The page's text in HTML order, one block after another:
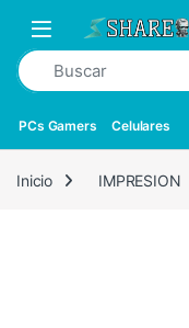
PCs Gamers Celulares
Inicio IMPRESION